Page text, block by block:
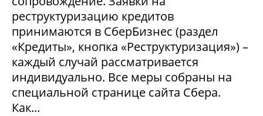
реструктуризацию кредитов
принимаются в СберБизнес (раздел
«Кредиты», кнопка «Реструктуризация») –
каждый случай рассматривается
индивидуально. Все меры собраны на
специальной странице сайта Сбера.
Как...